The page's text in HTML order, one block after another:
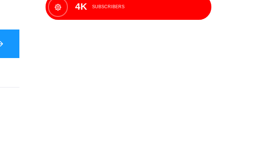
4K SUBSCRIBERS